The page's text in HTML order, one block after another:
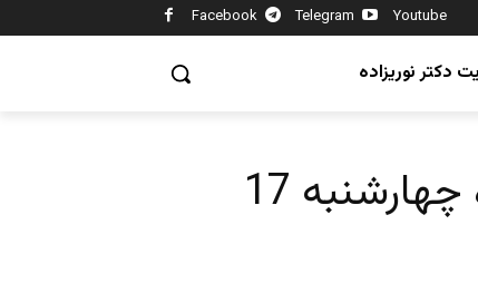
Facebook Telegram Youtube
دکتر نوریزاده
ورزش از نگاه ایرج ادیب زاده چهارشنبه 17